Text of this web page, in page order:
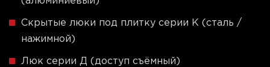
Скрытые люки под плитку серии K (сталь /
нажимной)
Люк серии Д (доступ съёмный)